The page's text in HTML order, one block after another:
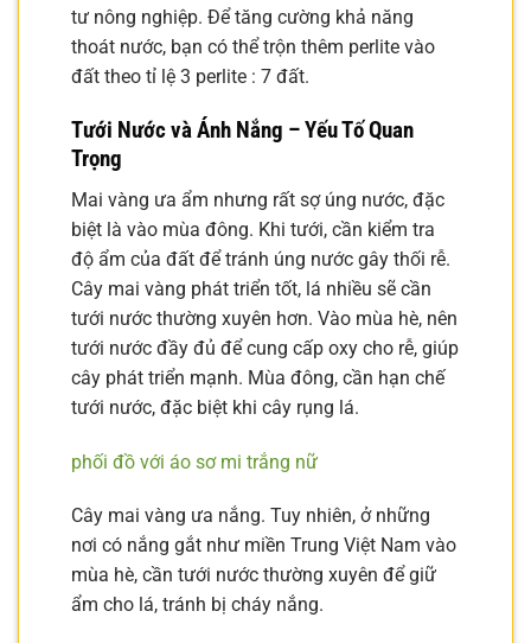
tư nông nghiệp. Để tăng cường khả năng
thoát nước, bạn có thể trộn thêm perlite vào
đất theo tỉ lệ 3 perlite : 7 đất.
Tưới Nước và Ánh Nắng – Yếu Tố Quan
Trọng
Mai vàng ưa ẩm nhưng rất sợ úng nước, đặc
biệt là vào mùa đông. Khi tưới, cần kiểm tra
độ ẩm của đất để tránh úng nước gây thối rễ.
Cây mai vàng phát triển tốt, lá nhiều sẽ cần
tưới nước thường xuyên hơn. Vào mùa hè, nên
tưới nước đầy đủ để cung cấp oxy cho rễ, giúp
cây phát triển mạnh. Mùa đông, cần hạn chế
tưới nước, đặc biệt khi cây rụng lá.
phối đồ với áo sơ mi trắng nữ
Cây mai vàng ưa nắng. Tuy nhiên, ở những
nơi có nắng gắt như miền Trung Việt Nam vào
mùa hè, cần tưới nước thường xuyên để giữ
ẩm cho lá, tránh bị cháy nắng.